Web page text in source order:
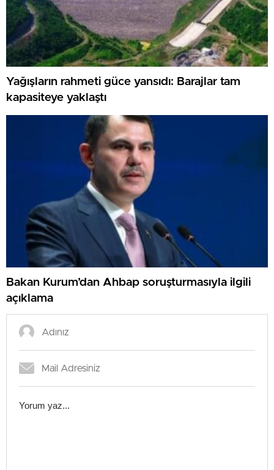
Yağışların rahmeti güce yansıdı: Barajlar tam
kapasiteye yaklaştı
Bakan Kurum’dan Ahbap soruşturmasıyla ilgili
açıklama